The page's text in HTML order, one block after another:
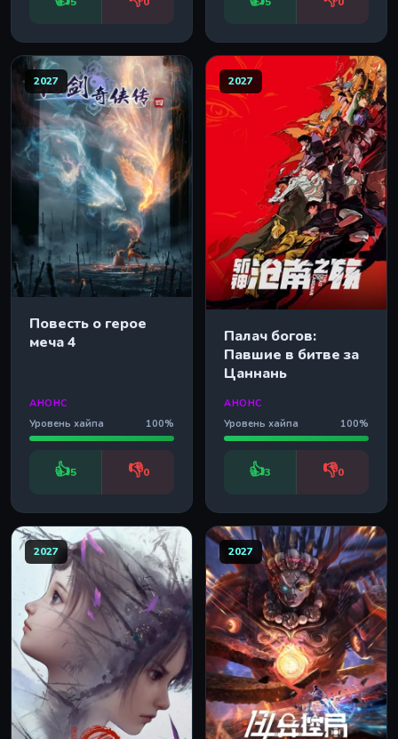
2027
Повесть о герое
меча 4
АНОНС
Уровень хайпа
100%
👍5 👎0
2027
Палач богов:
Павшие в битве за
Цаннань
АНОНС
Уровень хайпа
100%
👍3 👎0
2027 2027